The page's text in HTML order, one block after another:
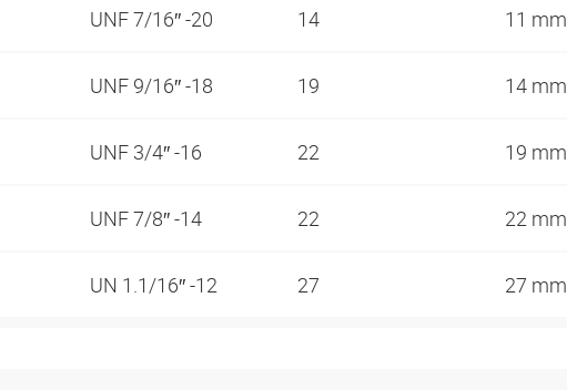
UNF 7/16″ -20 14 11 mm
UNF 9/16″ -18 19 14 mm
UNF 3/4″ -16 22 19 mm
UNF 7/8″ -14 22 22 mm
UN 1.1/16″ -12 27 27 mm